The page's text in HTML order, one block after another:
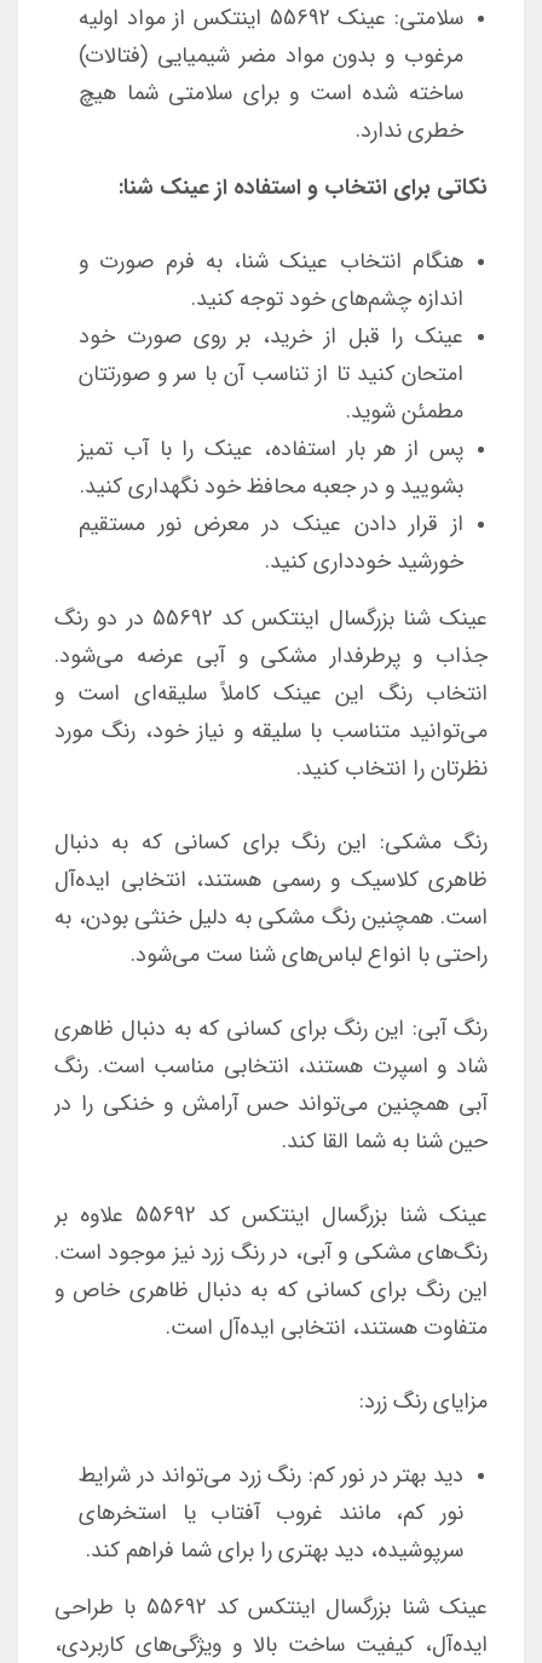
سلامتی: عینک 55692 اینتکس از مواد اولیه
مرغوب و بدون مواد مضر شیمیایی (فتالات)
ساخته شده است و برای سلامتی شما هیچ
خطری ندارد.
نکاتی برای انتخاب و استفاده از عینک شنا:
هنگام انتخاب عینک شنا، به فرم صورت و
اندازه چشم‌های خود توجه کنید.
عینک را قبل از خرید، بر روی صورت خود
امتحان کنید تا از تناسب آن با سر و صورتتان
مطمئن شوید.
پس از هر بار استفاده، عینک را با آب تمیز
بشویید و در جعبه محافظ خود نگهداری کنید.
از قرار دادن عینک در معرض نور مستقیم
خورشید خودداری کنید.
عینک شنا بزرگسال اینتکس کد 55692 در دو رنگ
جذاب و پرطرفدار مشکی و آبی عرضه می‌شود.
انتخاب رنگ این عینک کاملاً سلیقه‌ای است و
می‌توانید متناسب با سلیقه و نیاز خود، رنگ مورد
نظرتان را انتخاب کنید.
رنگ مشکی: این رنگ برای کسانی که به دنبال
ظاهری کلاسیک و رسمی هستند، انتخابی ایده‌آل
است. همچنین رنگ مشکی به دلیل خنثی بودن، به
راحتی با انواع لباس‌های شنا ست می‌شود.
رنگ آبی: این رنگ برای کسانی که به دنبال ظاهری
شاد و اسپرت هستند، انتخابی مناسب است. رنگ
آبی همچنین می‌تواند حس آرامش و خنکی را در
حین شنا به شما القا کند.
عینک شنا بزرگسال اینتکس کد 55692 علاوه بر
رنگ‌های مشکی و آبی، در رنگ زرد نیز موجود است.
این رنگ برای کسانی که به دنبال ظاهری خاص و
متفاوت هستند، انتخابی ایده‌آل است.
مزایای رنگ زرد:
دید بهتر در نور کم: رنگ زرد می‌تواند در شرایط
نور کم، مانند غروب آفتاب یا استخرهای
سرپوشیده، دید بهتری را برای شما فراهم کند.
عینک شنا بزرگسال اینتکس کد 55692 با طراحی
ایده‌آل، کیفیت ساخت بالا و ویژگی‌های کاربردی،